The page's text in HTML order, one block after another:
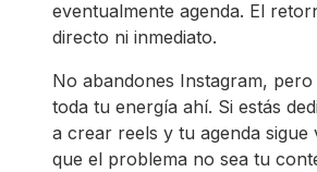
eventualmente agenda. El
directo ni inmediato.
No abandones Instagram,
toda tu energía ahí. Si estás
a crear reels y tu agenda sigue
que el problema no sea tu